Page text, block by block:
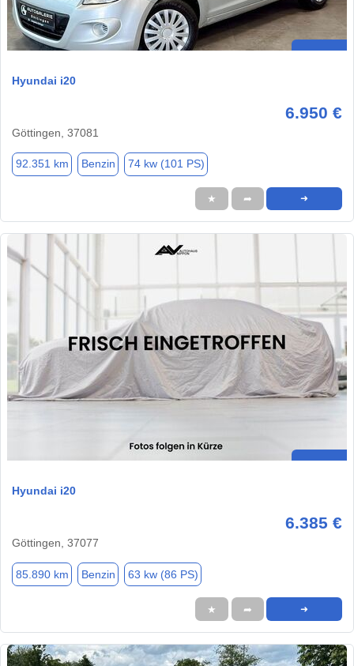
Hyundai i20
6.950 €
Göttingen, 37081
92.351 km Benzin 74 kw (101 PS)
★ ➦ ➜
Hyundai i20
6.385 €
Göttingen, 37077
85.890 km Benzin 63 kw (86 PS)
★ ➦ ➜